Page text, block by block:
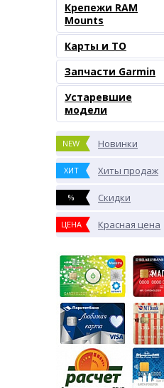
Крепежи RAM
Mounts
Карты и ТО
Запчасти Garmin
Устаревшие
модели
NEW Новинки
ХИТ Хиты продаж
% Скидки
ЦЕНА Красная цена